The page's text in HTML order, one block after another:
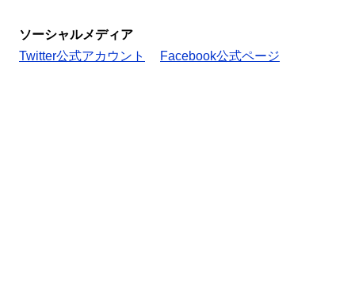
ソーシャルメディア
Twitter公式アカウント
Facebook公式ページ